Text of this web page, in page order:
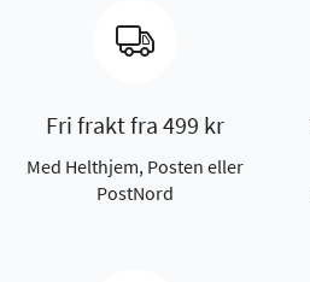
Fri frakt fra 499 kr
Med Helthjem, Posten eller
PostNord